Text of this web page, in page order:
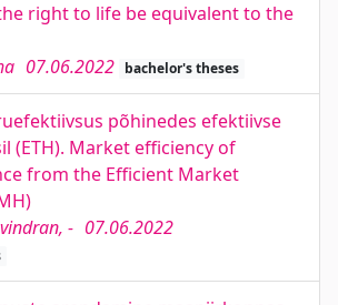
right to life be equivalent to the
07.06.2022 bachelor's theses
põhinedes efektiivse
(ETH). Market efficiency of
from the Efficient Market
- 07.06.2022